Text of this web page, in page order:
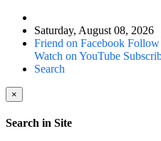
Saturday, August 08, 2026
Friend on Facebook
Watch on YouTube
Search
×
Search in Site